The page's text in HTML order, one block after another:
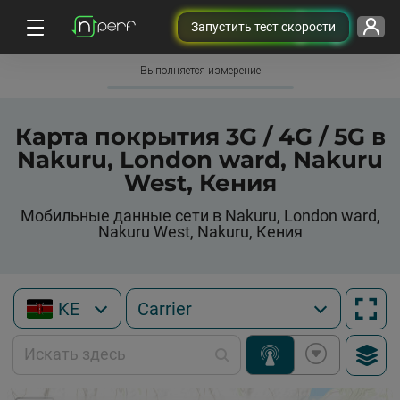
Запустить тест скорости
Выполняется измерение
Карта покрытия 3G / 4G / 5G в
Nakuru, London ward, Nakuru
West, Кения
Мобильные данные сети в Nakuru, London ward,
Nakuru West, Nakuru, Кения
KE